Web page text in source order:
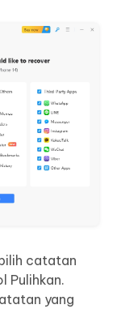
catatan
Pulihkan.
yang